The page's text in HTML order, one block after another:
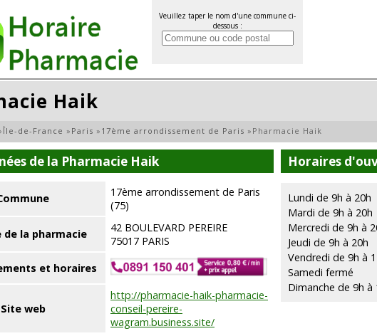
Veuillez taper le nom d'une commune ci-
dessous :
Haik
Île-de-France » Paris » 17ème arrondissement de Paris » Pharmacie Haik
de la Pharmacie Haik
17ème arrondissement de Paris
(75)
de la pharmacie
42 BOULEVARD PEREIRE
75017 PARIS
et horaires
Site web
http://pharmacie-haik-pharmacie-
conseil-pereire-
wagram.business.site/
Horaires
Lundi de 9h à 20h
Mardi de 9h à 20h
Mercredi de 9h à
Jeudi de 9h à 20h
Vendredi de 9h à
Samedi fermé
Dimanche de 9h à